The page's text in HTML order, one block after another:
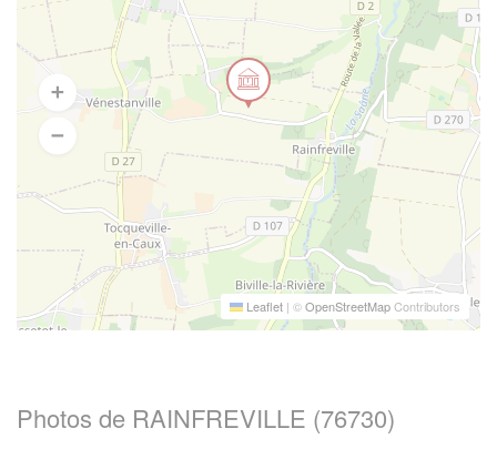
Leaflet | ©OpenStreetMapContributors
Photos de RAINFREVILLE (76730)